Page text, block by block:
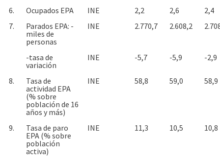
6. Ocupados EPA INE 2,2 2,6
2,4
7.
Parados EPA: -
miles de
personas
INE 2.770,7 2.608,2
-tasa de
variación
INE -5,7 -5,9 -2,9
8.
Tasa de
actividad EPA
(% sobre
población de 16
años y más)
INE 58,8 59,0 58,9
9.
Tasa de paro
EPA (% sobre
población
activa)
INE 11,3 10,5 10,8